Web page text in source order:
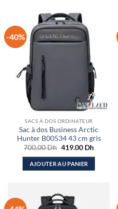
-40%
SACS À DOS ORDINATEUR
Sac à dos Business Arctic
Hunter B00534 43 cm gris
700.00Dh Le
initial
était :
419.00 DhLe
actuel
AJOUTER AU PANIER